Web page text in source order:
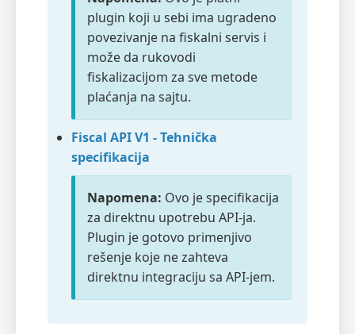
plugin koji u sebi ima ugradeno
povezivanje na fiskalni servis i
može da rukovodi
fiskalizacijom za sve metode
plaćanja na sajtu.
Fiscal API V1 - Tehnička
specifikacija
Napomena: Ovo je specifikacija
za direktnu upotrebu API-ja.
Plugin je gotovo primenjivo
rešenje koje ne zahteva
direktnu integraciju sa API-jem.